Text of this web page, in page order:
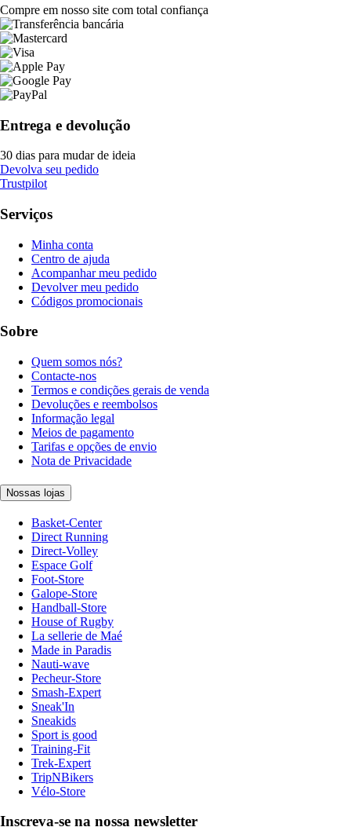
Compre em nosso site com total confiança
Entrega e devolução
30 dias para mudar de ideia
Devolva seu pedido
Trustpilot
Serviços
Minha conta
Centro de ajuda
Acompanhar meu pedido
Devolver meu pedido
Códigos promocionais
Sobre
Quem somos nós?
Contacte-nos
Termos e condições gerais de venda
Devoluções e reembolsos
Informação legal
Meios de pagamento
Tarifas e opções de envio
Nota de Privacidade
Nossas lojas
Basket-Center
Direct Running
Direct-Volley
Espace Golf
Foot-Store
Galope-Store
Handball-Store
House of Rugby
La sellerie de Maé
Made in Paradis
Nauti-wave
Pecheur-Store
Smash-Expert
Sneak'In
Sneakids
Sport is good
Training-Fit
Trek-Expert
TripNBikers
Vélo-Store
Inscreva-se na nossa newsletter